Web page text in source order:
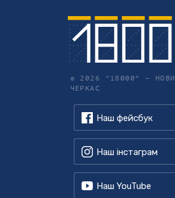
© 2026 "18000" –
ЧЕРКАС
Наш фейсбук
Наш інстаграм
Наш YouTube